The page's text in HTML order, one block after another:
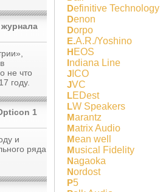
не что
году.
1
и
ряда
Definitive Technology
Denon
Dorpo
E.A.R./Yoshino
HEOS
Indiana Line
JICO
JVC
LEDest
LW Speakers
Marantz
Matrix Audio
Mean well
Musical Fidelity
Nagaoka
Nordost
P5